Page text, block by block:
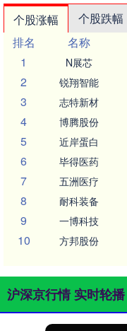
个股涨幅 个股跌幅
排名
名称
1
N展芯
2 锐翔智能
3 志特新材
4 博腾股份
5 近岸蛋白
6 毕得医药
7 五洲医疗
8 耐科装备
9 一博科技
10 方邦股份
沪深京行情 实时轮播